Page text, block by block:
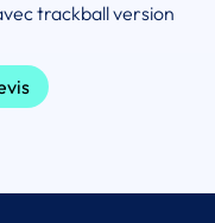
trackball version